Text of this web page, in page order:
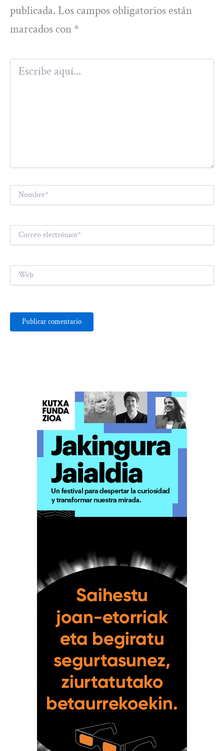
publicada. Los campos obligatorios están
marcados con *
Escribe
aquí...
Nombre*
Correo
electrónico*
Web